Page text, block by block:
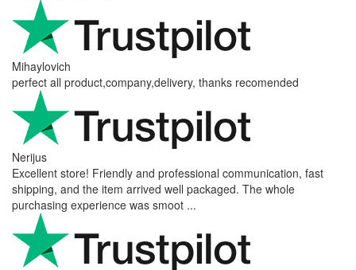
Mihaylovich
perfect all product,company,delivery, thanks recomended
Nerijus
Excellent store! Friendly and professional communication, fast
shipping, and the item arrived well packaged. The whole
purchasing experience was smoot ...